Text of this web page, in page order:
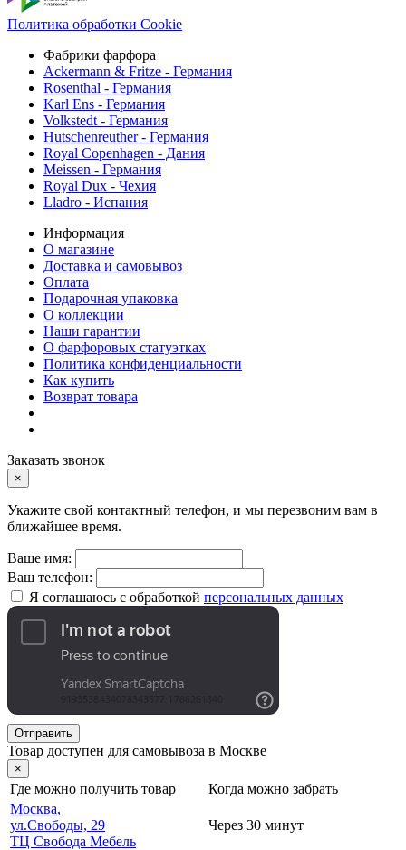
Политика обработки Cookie
Фабрики фарфора
Ackermann & Fritze - Германия
Rosenthal - Германия
Karl Ens - Германия
Volkstedt - Германия
Hutschenreuther - Германия
Royal Copenhagen - Дания
Meissen - Германия
Royal Dux - Чехия
Lladro - Испания
Информация
О магазине
Доставка и самовывоз
Оплата
Подарочная упаковка
О коллекции
Наши гарантии
О фарфоровых статуэтках
Политика конфиденциальности
Как купить
Возврат товара
Заказать звонок
×
Укажите свой контактный телефон, и мы перезвоним вам в
ближайшее время.
Ваше имя:
Ваш телефон:
Я соглашаюсь с обработкой персональных данных
Отправить
Товар доступен для самовывоза в Москве
×
Где можно получить товар
Когда можно забрать
Москва,
ул.Свободы, 29
ТЦ Свобода Мебель
Через 30 минут